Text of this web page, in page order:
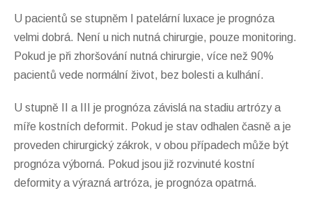
U pacientů se stupněm I patelární luxace je prognóza
velmi dobrá. Není u nich nutná chirurgie, pouze monitoring.
Pokud je při zhoršování nutná chirurgie, více než 90%
pacientů vede normální život, bez bolesti a kulhání.
U stupně II a III je prognóza závislá na stadiu artrózy a
míře kostních deformit. Pokud je stav odhalen časně a je
proveden chirurgický zákrok, v obou případech může být
prognóza výborná. Pokud jsou již rozvinuté kostní
deformity a výrazná artróza, je prognóza opatrná.